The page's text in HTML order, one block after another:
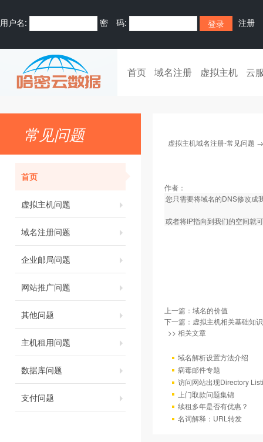
用户名: 密 码: 注册
首页 域名注册 虚拟主机 云
常见问题
首页
虚拟主机问题
域名注册问题
企业邮局问题
网站推广问题
其他问题
主机租用问题
数据库问题
支付问题
虚拟主机域名注册-常见问题
作者：
您只需要将域名的DNS修改成
或者将IP指向到我们的空间就
上一篇： 域名的价值
下一篇： 虚拟主机相关基础知识
>> 相关文章
域名解析设置方法介绍
病毒邮件专题
访问网站出现Directory
上门取款问题集锦
续租多年是否有优惠？
名词解释：URL转发